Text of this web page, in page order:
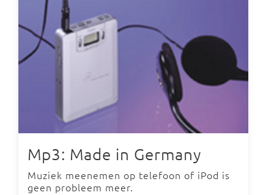
Mp3: Made in Germany
Muziek meenemen op telefoon of iPod is
geen probleem meer.